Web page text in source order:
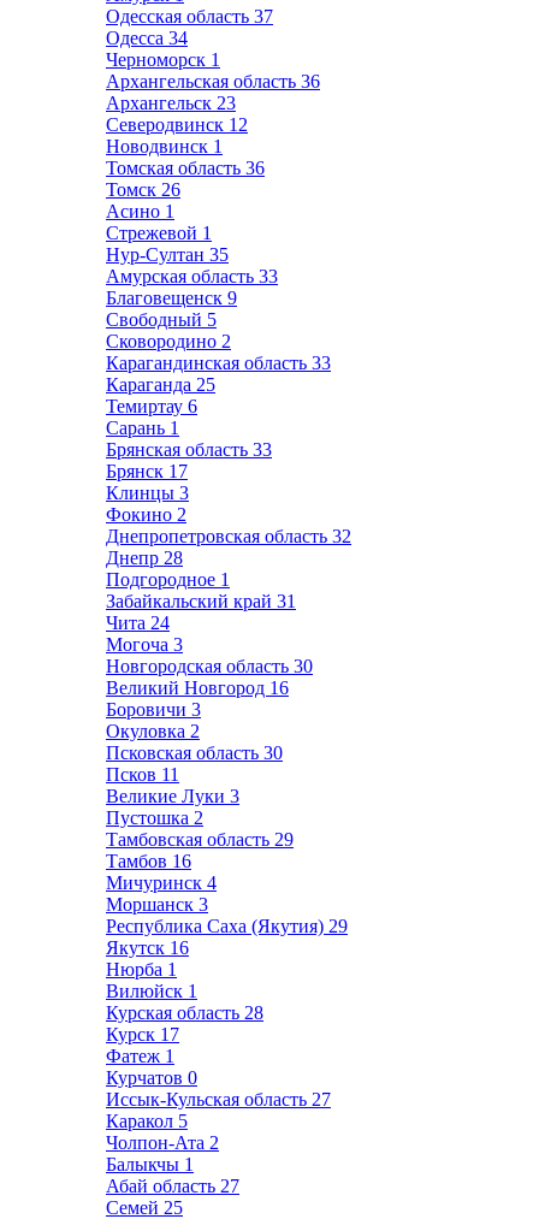
Одесская область 37
Одесса 34
Черноморск 1
Архангельская область 36
Архангельск 23
Северодвинск 12
Новодвинск 1
Томская область 36
Томск 26
Асино 1
Стрежевой 1
Нур-Султан 35
Амурская область 33
Благовещенск 9
Свободный 5
Сковородино 2
Карагандинская область 33
Караганда 25
Темиртау 6
Сарань 1
Брянская область 33
Брянск 17
Клинцы 3
Фокино 2
Днепропетровская область 32
Днепр 28
Подгородное 1
Забайкальский край 31
Чита 24
Могоча 3
Новгородская область 30
Великий Новгород 16
Боровичи 3
Окуловка 2
Псковская область 30
Псков 11
Великие Луки 3
Пустошка 2
Тамбовская область 29
Тамбов 16
Мичуринск 4
Моршанск 3
Республика Саха (Якутия) 29
Якутск 16
Нюрба 1
Вилюйск 1
Курская область 28
Курск 17
Фатеж 1
Курчатов 0
Иссык-Кульская область 27
Каракол 5
Чолпон-Ата 2
Балыкчы 1
Абай область 27
Семей 25